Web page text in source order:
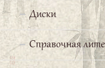
Диски
Справочная
простым.